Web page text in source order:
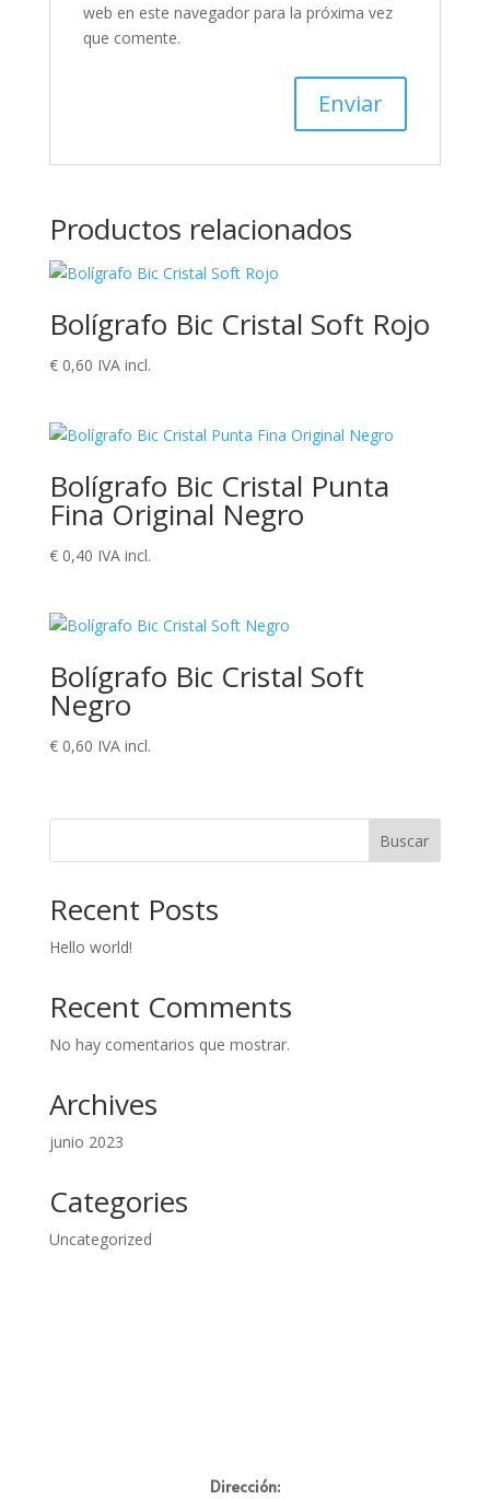
web en este navegador para la próxima vez
que comente.
Productos relacionados
Bolígrafo Bic Cristal Soft Rojo
€0,60 IVA incl.
Bolígrafo Bic Cristal Punta
Fina Original Negro
€0,40 IVA incl.
Bolígrafo Bic Cristal Soft
Negro
€0,60 IVA incl.
Buscar
Recent Posts
Hello world!
Recent Comments
No hay comentarios que mostrar.
Archives
junio 2023
Categories
Uncategorized
Dirección: